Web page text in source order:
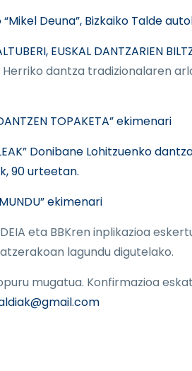
Deuna”, Bizkaiko Talde
EUSKAL DANTZARIEN
Herriko dantza tradizionalaren
TOPAKETA” ekimenari
Donibane Lohitzuenko
90 urteetan.
ekimenari
eta BBKren inplikazioa
lagundu digutelako.
mugatua. Konfirmazioa